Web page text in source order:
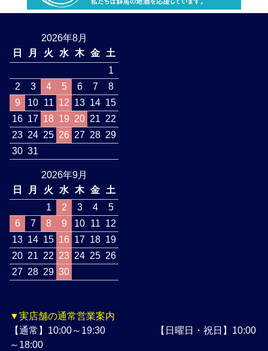
2026年8月
日
月 火 水 木 金
土
1
2
3 4 5 6 7
8
9
10 11 12 13 14 15
16 17 18 19 20 21 22
23 24 25 26 27 28 29
30 31
2026年9月
日
月 火 水 木 金
土
1
2 3 4
5
6
7 8 9 10 11 12
13 14 15 16 17 18 19
20 21 22 23 24 25 26
27 28 29 30
▼実店舗の通常営業案内
【通常】10:00～19:30 【日曜日・祝日】10:00
～18:00